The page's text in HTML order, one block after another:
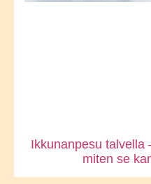
Ikkunanpesu talvella
miten se